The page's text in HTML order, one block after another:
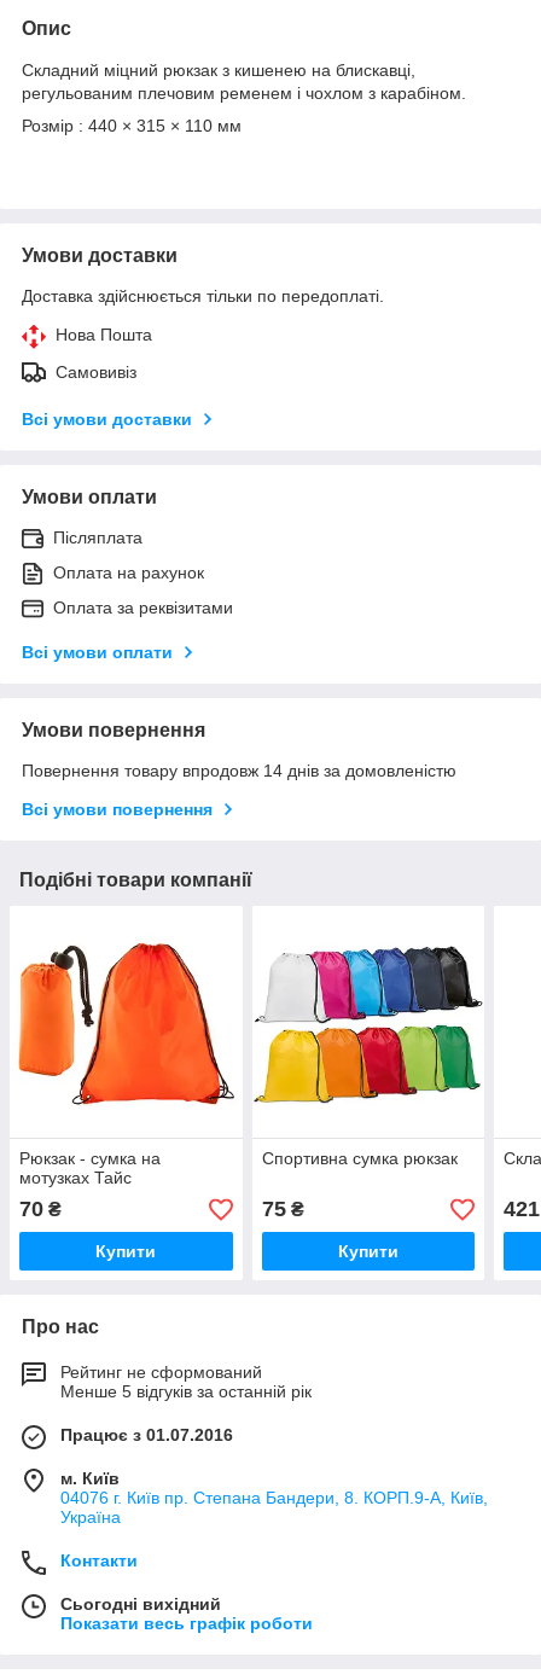
Опис
Складний міцний рюкзак з кишенею на блискавці,
регульованим плечовим ременем і чохлом з карабіном.
Розмір : 440 × 315 × 110 мм
Умови доставки
Доставка здійснюється тільки по передоплаті.
Нова Пошта
Самовивіз
Всі умови доставки
Умови оплати
Післяплата
Оплата на рахунок
Оплата за реквізитами
Всі умови оплати
Умови повернення
Повернення товару впродовж 14 днів за домовленістю
Всі умови повернення
Подібні товари компанії
Рюкзак - сумка на
мотузках Тайс
70 ₴
Купити
Спортивна сумка рюкзак
75₴
Купити
421
Про нас
Рейтинг не сформований
Менше 5 відгуків за останній рік
Працює з 01.07.2016
м. Київ
04076 г. Київ пр. Степана Бандери, 8. КОРП.9-А, Київ,
Україна
Контакти
Сьогодні вихідний
Показати весь графік роботи